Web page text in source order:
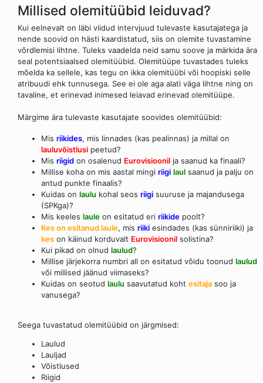
Millised olemitüübid leiduvad?
Kui eelnevalt on läbi viidud intervjuud tulevaste kasutajatega ja
nende soovid on hästi kaardistatud, siis on olemite tuvastamine
võrdlemisi lihtne. Tuleks vaadelda neid samu soove ja märkida ära
seal potentsiaalsed olemitüübid. Olemitüüpe tuvastades tuleks
mõelda ka sellele, kas tegu on ikka olemitüübi või hoopiski selle
atribuudi ehk tunnusega. See ei ole aga alati väga lihtne ning on
tavaline, et erinevad inimesed leiavad erinevad olemitüüpe.
Märgime ära tulevaste kasutajate soovides olemitüübid:
Mis riikides, mis linnades (kas pealinnas) ja millal on
lauluvõistlusi peetud?
Mis riigid on osalenud Eurovisioonil ja saanud ka finaali?
Millise koha on mis aastal mingi riigi laul saanud ja palju on
antud punkte finaalis?
Kuidas on laulu kohal seos riigi suuruse ja majandusega
(SPKga)?
Mis keeles laule on esitatud eri riikide poolt?
Kes on esitanud laule, mis riiki esindades (kas sünniriiki) ja
kes on käinud korduvalt Eurovisioonil solistina?
Kui pikad on olnud laulud?
Millise järjekorra numbri all on esitatud võidu toonud laulud
või millised jäänud viimaseks?
Kuidas on seotud laulu saavutatud koht esitaja soo ja
vanusega?
Seega tuvastatud olemitüübid on järgmised:
Laulud
Lauljad
Võistlused
Riigid